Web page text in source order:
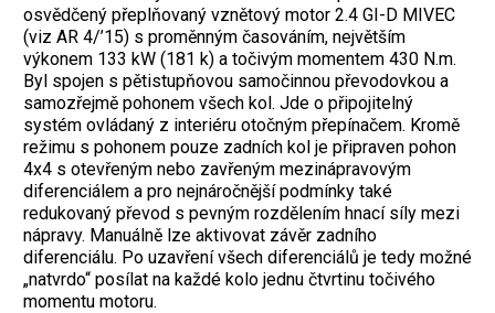
osvědčený přeplňovaný vznětový motor 2.4 GI-D MIVEC
(viz AR 4/’15) s proměnným časováním, největším
výkonem 133 kW (181 k) a točivým momentem 430 N.m.
Byl spojen s pětistupňovou samočinnou převodovkou a
samozřejmě pohonem všech kol. Jde o připojitelný
systém ovládaný z interiéru otočným přepínačem. Kromě
režimu s pohonem pouze zadních kol je připraven pohon
4x4 s otevřeným nebo zavřeným mezinápravovým
diferenciálem a pro nejnáročnější podmínky také
redukovaný převod s pevným rozdělením hnací síly mezi
nápravy. Manuálně lze aktivovat závěr zadního
diferenciálu. Po uzavření všech diferenciálů je tedy možné
„natvrdo“ posílat na každé kolo jednu čtvrtinu točivého
momentu motoru.